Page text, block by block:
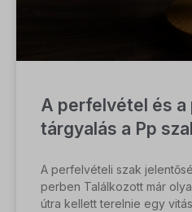
A perfelvétel és
tárgyalás a Pp
A perfelvételi szak
perben Találkozott már
útra kellett terelnie egy vitás